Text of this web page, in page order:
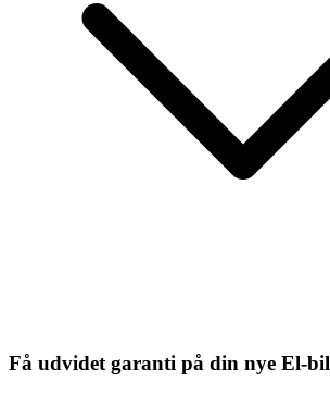
Få udvidet garanti på din nye El-bil